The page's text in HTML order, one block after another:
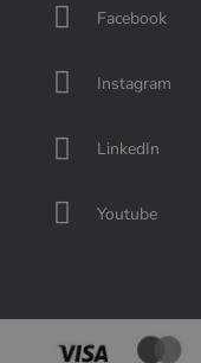
 Facebook
 Instagram
 LinkedIn
 Youtube